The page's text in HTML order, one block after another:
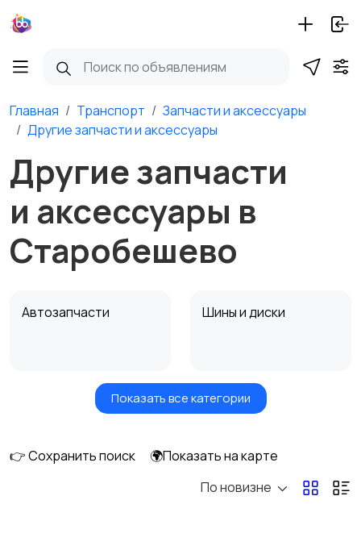
Главная Транспорт
Запчасти и аксессуары
Другие запчасти и аксессуары
Другие запчасти
и аксессуары в
Старобешево
Автозапчасти Шины и диски
Масла и автохимия
Автоэлектроника и
Аудио и видео
Показать все категории
👉 Сохранить поиск
🌍Показать на карте
По новизне